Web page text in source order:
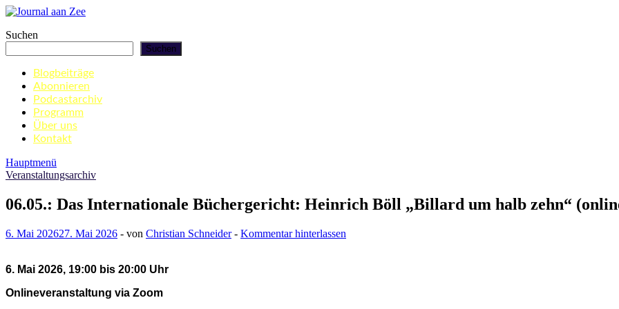
Zum
springen
Journal aan Zee
Suchen
Suchen
Blogbeiträge
Abonnieren
Podcastarchiv
Programm
Über uns
Kontakt
Hauptmenü
Veranstaltungsarchiv
06.05.: Das Internationale Büchergericht: Heinrich Böll „Billard um halb zehn“
6. Mai 202627. Mai 2026 - von Christian Schneider- Kommentar hinterlassen
6. Mai 2026, 19:00 bis 20:00 Uhr
Onlineveranstaltung via Zoom